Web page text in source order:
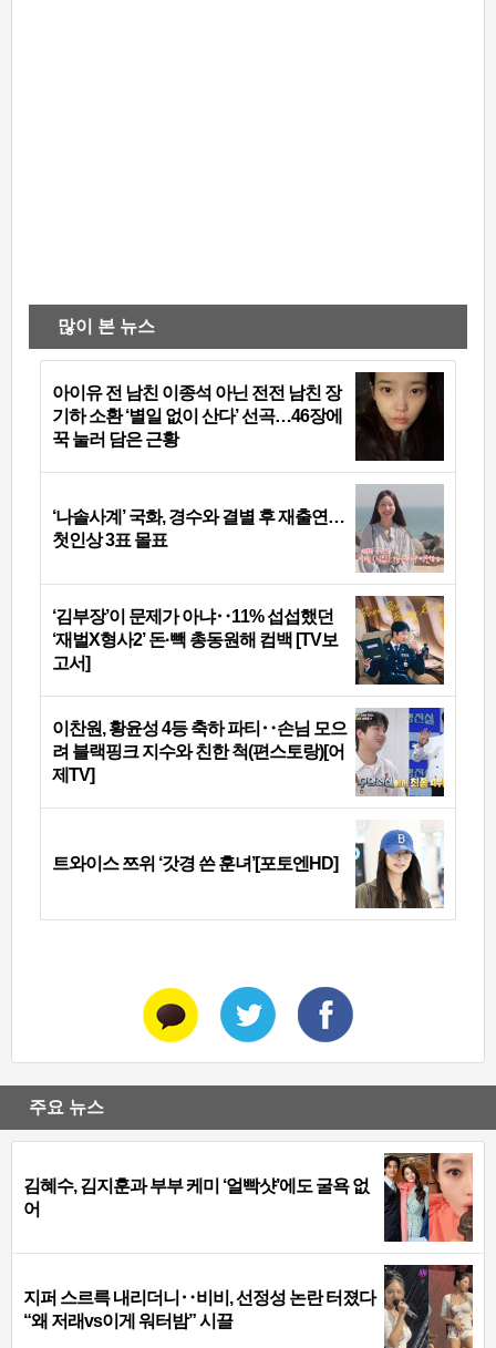
많이 본 뉴스
아이유 전 남친 이종석 아닌 전전 남친 장
기하 소환 ‘별일 없이 산다’ 선곡…46장에
꾹 눌러 담은 근황
‘나솔사계’ 국화, 경수와 결별 후 재출연…
첫인상 3표 몰표
‘김부장’이 문제가 아냐‥11% 섭섭했던
‘재벌X형사2’ 돈·빽 총동원해 컴백 [TV보
고서]
이찬원, 황윤성 4등 축하 파티‥손님 모으
려 블랙핑크 지수와 친한 척(편스토랑)[어
제TV]
트와이스 쯔위 ‘갓경 쓴 훈녀’[포토엔HD]
주요 뉴스
김혜수, 김지훈과 부부 케미 ‘얼빡샷’에도 굴욕 없
어
지퍼 스르륵 내리더니‥비비, 선정성 논란 터졌다
“왜 저래vs이게 워터밤” 시끌